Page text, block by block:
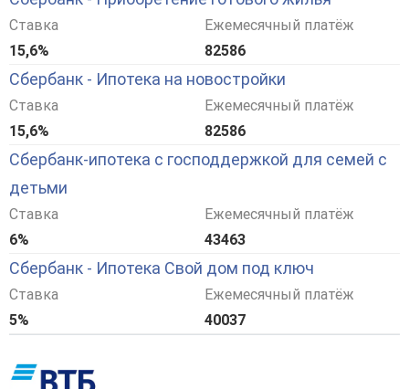
Ставка
15,6%
Ежемесячный платёж
82586
Сбербанк - Ипотека на новостройки
Ставка
15,6%
Ежемесячный платёж
82586
Сбербанк-ипотека с господдержкой для семей с
детьми
Ставка
6%
Ежемесячный платёж
43463
Сбербанк - Ипотека Свой дом под ключ
Ставка
5%
Ежемесячный платёж
40037